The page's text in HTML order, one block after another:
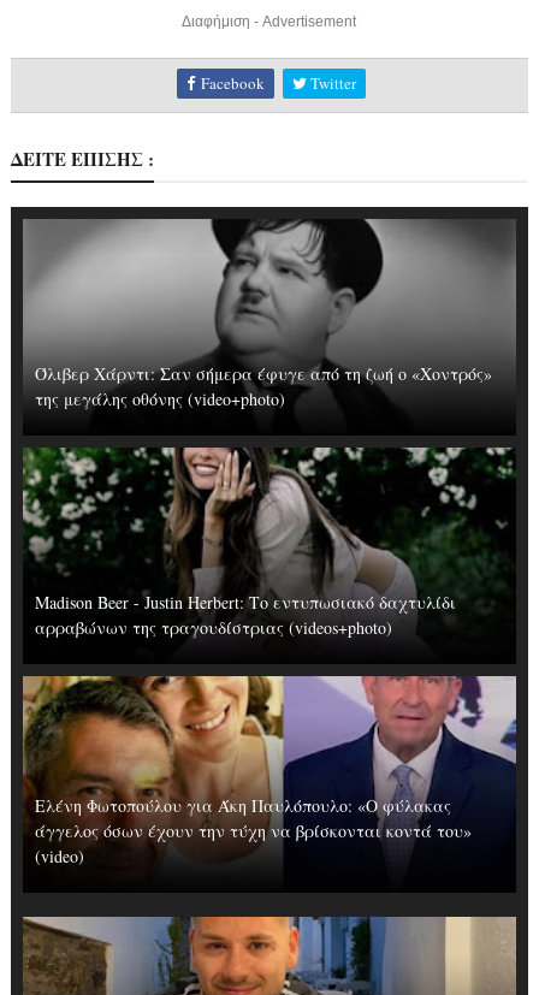
Διαφήμιση - Advertisement
Facebook Twitter
ΔΕΙΤΕ ΕΠΙΣΗΣ :
Όλιβερ Χάρντι: Σαν σήμερα έφυγε από τη ζωή ο «Χοντρός»
της μεγάλης οθόνης (video+photo)
Madison Beer - Justin Herbert: Το εντυπωσιακό δαχτυλίδι
αρραβώνων της τραγουδίστριας (videos+photo)
Ελένη Φωτοπούλου για Άκη Παυλόπουλο: «Ο φύλακας
άγγελος όσων έχουν την τύχη να βρίσκονται κοντά του»
(video)